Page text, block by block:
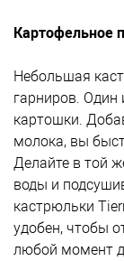
Картофельное
Небольшая
гарниров. Один
картошки.
молока, вы
Делайте в той
воды и
кастрюльки
удобен, чтобы
любой момент